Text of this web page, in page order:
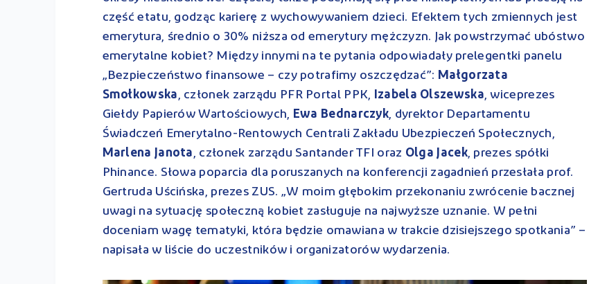
część etatu, godząc karierę z wychowywaniem dzieci. Efektem tych zmiennych jest
emerytura, średnio o 30% niższa od emerytury mężczyzn. Jak powstrzymać ubóstwo
emerytalne kobiet? Między innymi na te pytania odpowiadały prelegentki panelu
„Bezpieczeństwo finansowe – czy potrafimy oszczędzać”: Małgorzata
Smołkowska, członek zarządu PFR Portal PPK, Izabela Olszewska, wiceprezes
Giełdy Papierów Wartościowych, Ewa Bednarczyk, dyrektor Departamentu
Świadczeń Emerytalno-Rentowych Centrali Zakładu Ubezpieczeń Społecznych,
Marlena Janota, członek zarządu Santander TFI oraz Olga Jacek, prezes spółki
Phinance. Słowa poparcia dla poruszanych na konferencji zagadnień przesłała prof.
Gertruda Uścińska, prezes ZUS. „W moim głębokim przekonaniu zwrócenie bacznej
uwagi na sytuację społeczną kobiet zasługuje na najwyższe uznanie. W pełni
doceniam wagę tematyki, która będzie omawiana w trakcie dzisiejszego spotkania” –
napisała w liście do uczestników i organizatorów wydarzenia.